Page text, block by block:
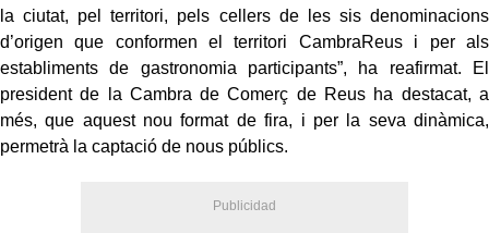
la ciutat, pel territori, pels cellers de les sis denominacions
d’origen que conformen el territori CambraReus i per als
establiments de gastronomia participants”, ha reafirmat. El
president de la Cambra de Comerç de Reus ha destacat, a
més, que aquest nou format de fira, i per la seva dinàmica,
permetrà la captació de nous públics.